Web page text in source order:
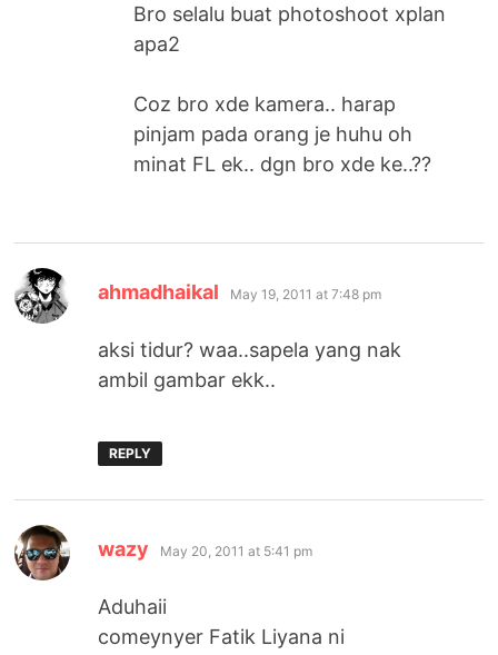
Bro selalu buat photoshoot xplan
apa2
Coz bro xde kamera.. harap
pinjam pada orang je huhu oh
minat FL ek.. dgn bro xde ke..??
ahmadhaikal says:
May 19, 2011 at 7:48 pm
aksi tidur? waa..sapela yang nak
ambil gambar ekk..
REPLY
wazy says:
May 20, 2011 at 5:41 pm
Aduhaii
comeynyer Fatik Liyana ni